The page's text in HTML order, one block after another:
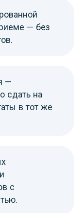
— без
—
сдать на
в тот же
с